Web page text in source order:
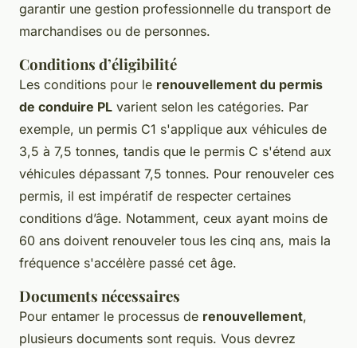
garantir une gestion professionnelle du transport de
marchandises ou de personnes.
Conditions d’éligibilité
Les conditions pour le renouvellement du permis
de conduire PL varient selon les catégories. Par
exemple, un permis C1 s'applique aux véhicules de
3,5 à 7,5 tonnes, tandis que le permis C s'étend aux
véhicules dépassant 7,5 tonnes. Pour renouveler ces
permis, il est impératif de respecter certaines
conditions d’âge. Notamment, ceux ayant moins de
60 ans doivent renouveler tous les cinq ans, mais la
fréquence s'accélère passé cet âge.
Documents nécessaires
Pour entamer le processus de renouvellement,
plusieurs documents sont requis. Vous devrez